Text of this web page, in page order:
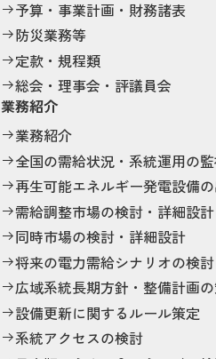
予算・事業計画・財務諸表
防災業務等
定款・規程類
総会・理事会・評議員会
業務紹介
業務紹介
全国の需給状況・系統運用の
再生可能エネルギー発電設備
需給調整市場の検討・詳細設計
同時市場の検討・詳細設計
将来の電力需給シナリオの検討
広域系統長期方針・整備計画
設備更新に関するルール策定
系統アクセスの検討